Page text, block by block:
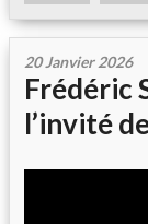
20 Janvier 2026
Frédéric
l’invité